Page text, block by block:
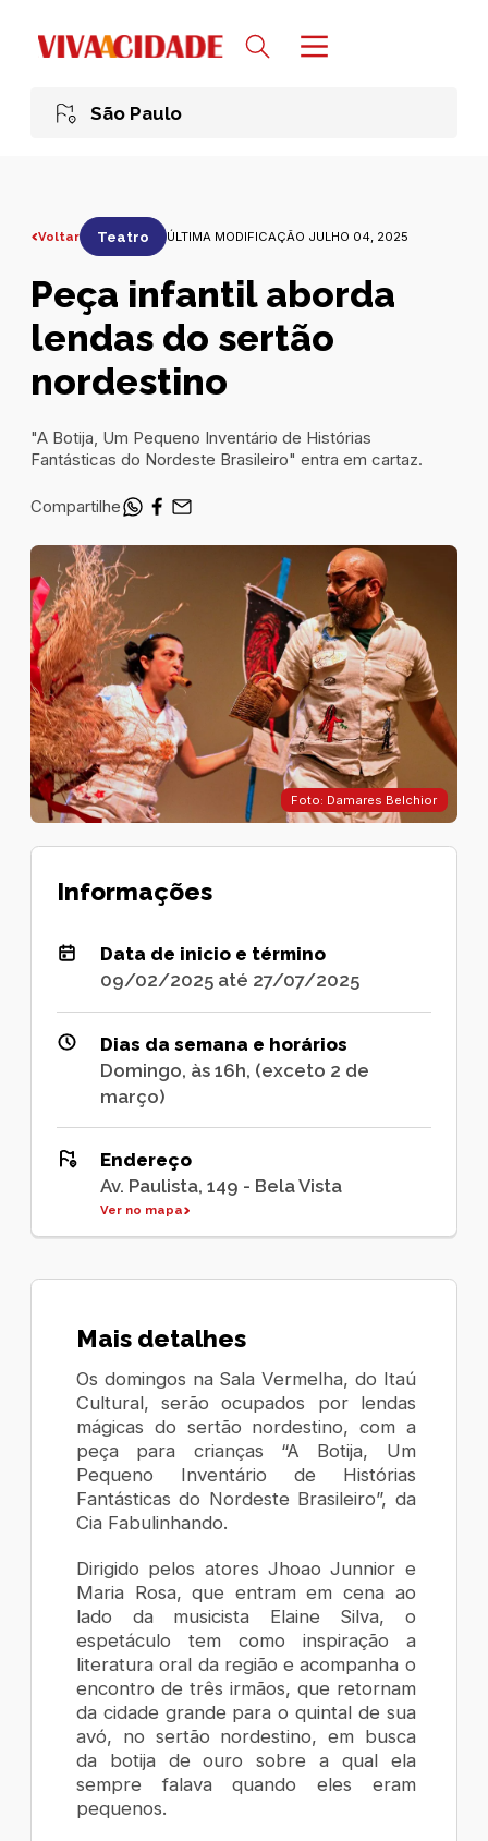
São Paulo
Voltar Teatro ÚLTIMA MODIFICAÇÃO JULHO 04, 2025
Peça infantil aborda
lendas do sertão
nordestino
"A Botija, Um Pequeno Inventário de Histórias
Fantásticas do Nordeste Brasileiro" entra em cartaz.
Compartilhe
Foto: Damares Belchior
Informações
Data de inicio e término
09/02/2025 até 27/07/2025
Dias da semana e horários
Domingo, às 16h, (exceto 2 de
março)
Endereço
Av. Paulista, 149 - Bela Vista
Ver no mapa
Mais detalhes
Os domingos na Sala Vermelha, do Itaú
Cultural, serão ocupados por lendas
mágicas do sertão nordestino, com a
peça para crianças “A Botija, Um
Pequeno Inventário de Histórias
Fantásticas do Nordeste Brasileiro”, da
Cia Fabulinhando.
Dirigido pelos atores Jhoao Junnior e
Maria Rosa, que entram em cena ao
lado da musicista Elaine Silva, o
espetáculo tem como inspiração a
literatura oral da região e acompanha o
encontro de três irmãos, que retornam
da cidade grande para o quintal de sua
avó, no sertão nordestino, em busca
da botija de ouro sobre a qual ela
sempre falava quando eles eram
pequenos.